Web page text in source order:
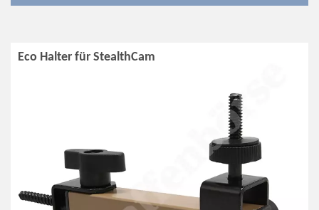
Eco Halter für StealthCam